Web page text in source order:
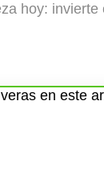
hoy:
en este